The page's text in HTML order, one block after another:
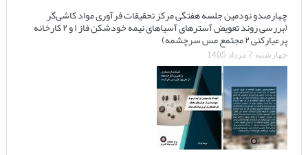
چهارصدو نودمین جلسه هفتگی مرکز تحقیقات فرآوری مواد کاشی‌گر
(بررسی روند تعویض آسترهای آسیاهای نیمه خودشکن فاز ۱ و ۲ کارخانه
پرعیارکنی ۲ مجتمع مس سرچشمه)
چهارشنبه 7 مرداد 1405